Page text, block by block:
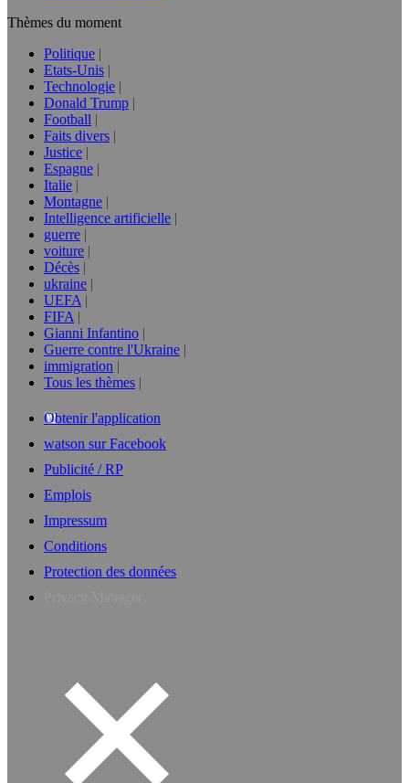
Thèmes du moment
Politique
Etats-Unis
Technologie
Donald Trump
Football
Faits divers
Justice
Espagne
Italie
Montagne
Intelligence artificielle
guerre
voiture
Décès
ukraine
UEFA
FIFA
Gianni Infantino
Guerre contre l'Ukraine
immigration
Tous les thèmes
Obtenir l'application
watson sur Facebook
Publicité / RP
Emplois
Impressum
Conditions
Protection des données